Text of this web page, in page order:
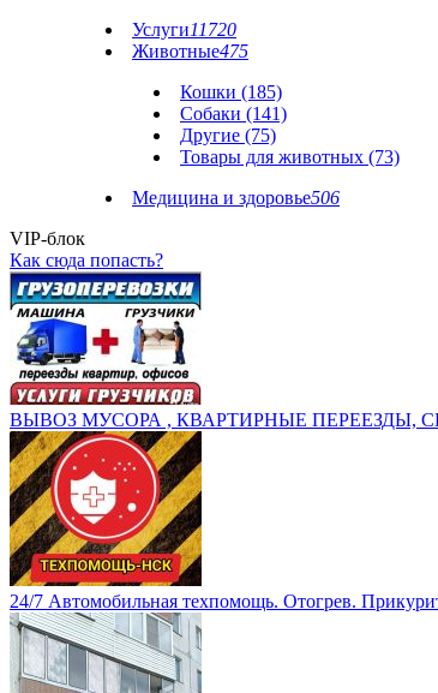
Услуги11720
Животные475
Кошки (185)
Собаки (141)
Другие (75)
Товары для животных (73)
Медицина и здоровье506
VIP-блок
Как сюда попасть?
ВЫВОЗ МУСОРА , КВАРТИРНЫЕ ПЕРЕЕЗДЫ,
24/7 Автомобильная техпомощь. Отогрев.